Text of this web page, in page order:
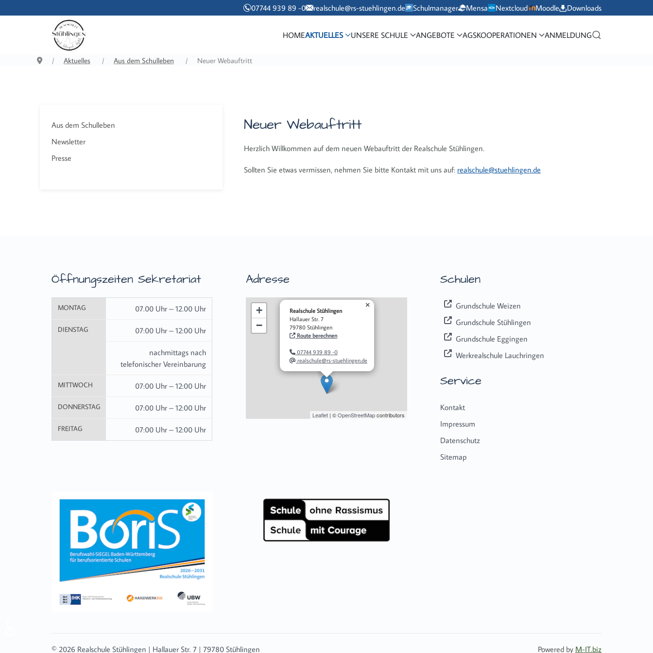
07744 939 89 -0 realschule@rs-stuehlingen.de Schulmanager Mensa Nextcloud Moodle Downloads
HOMEAKTUELLES UNSERE SCHULE ANGEBOTE AGSKOOPERATIONEN ANMELDUNG
Aktuelles Aus dem Schulleben Neuer Webauftritt
Aus dem Schulleben
Newsletter
Presse
Neuer Webauftritt
Herzlich Willkommen auf dem neuen Webauftritt der Realschule Stühlingen.
Sollten Sie etwas vermissen, nehmen Sie bitte Kontakt mit uns auf: realschule@stuehlingen.de
Öffnungszeiten Sekretariat
MONTAG 07.00 Uhr – 12.00 Uhr
DIENSTAG 07:00 Uhr – 12:00 Uhr
nachmittags nach
telefonischer Vereinbarung
MITTWOCH 07:00 Uhr – 12:00 Uhr
DONNERSTAG 07:00 Uhr – 12:00 Uhr
FREITAG 07:00 Uhr – 12:00 Uhr
Adresse
Realschule Stühlingen
Hallauer Str. 7
79780 Stühlingen
Route berechnen
07744 939 89 -0
realschule@rs-stuehlingen.de
×
+
−
Leaflet| ©OpenStreetMapcontributors
Schulen
Grundschule Weizen
Grundschule Stühlingen
Grundschule Eggingen
Werkrealschule Lauchringen
Service
Kontakt
Impressum
Datenschutz
Sitemap
© 2026 Realschule Stühlingen | Hallauer Str. 7 | 79780 Stühlingen Powered by M-IT.biz